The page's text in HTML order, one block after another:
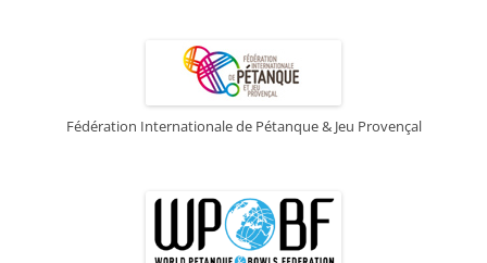
Fédération Internationale de Pétanque & Jeu Provençal